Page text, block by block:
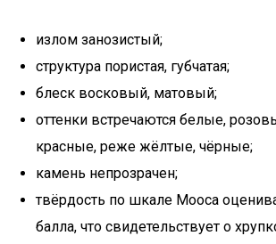
излом занозистый;
структура пористая, губчатая;
блеск восковый, матовый;
оттенки встречаются белые,
красные, реже жёлтые, чёрные;
камень непрозрачен;
твёрдость по шкале Мооса
балла, что свидетельствует о